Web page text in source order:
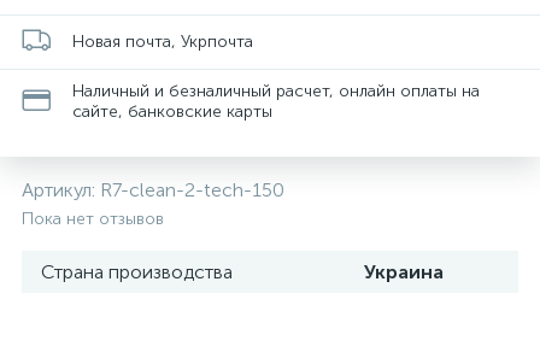
Новая почта, Укрпочта
Наличный и безналичный расчет, онлайн оплаты на
сайте, банковские карты
Артикул: R7-clean-2-tech-150
Пока нет отзывов
Страна производства Украина